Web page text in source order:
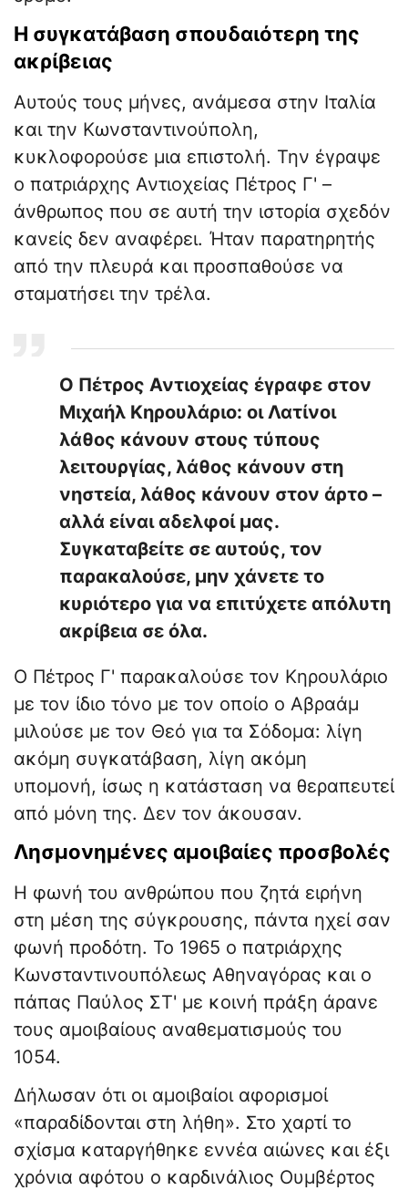
​​Η συγκατάβαση σπουδαιότερη της
ακρίβειας
​Αυτούς τους μήνες, ανάμεσα στην Ιταλία
και την Κωνσταντινούπολη,
κυκλοφορούσε μια επιστολή. Την έγραψε
ο πατριάρχης Αντιοχείας Πέτρος Γ' –
άνθρωπος που σε αυτή την ιστορία σχεδόν
κανείς δεν αναφέρει. Ήταν παρατηρητής
από την πλευρά και προσπαθούσε να
σταματήσει την τρέλα.
Ο Πέτρος Αντιοχείας έγραφε στον
Μιχαήλ Κηρουλάριο: οι Λατίνοι
λάθος κάνουν στους τύπους
λειτουργίας, λάθος κάνουν στη
νηστεία, λάθος κάνουν στον άρτο –
αλλά είναι αδελφοί μας.
Συγκαταβείτε σε αυτούς, τον
παρακαλούσε, μην χάνετε το
κυριότερο για να επιτύχετε απόλυτη
ακρίβεια σε όλα.
​Ο Πέτρος Γ' παρακαλούσε τον Κηρουλάριο
με τον ίδιο τόνο με τον οποίο ο Αβραάμ
μιλούσε με τον Θεό για τα Σόδομα: λίγη
ακόμη συγκατάβαση, λίγη ακόμη
υπομονή, ίσως η κατάσταση να θεραπευτεί
από μόνη της. Δεν τον άκουσαν.
​Λησμονημένες αμοιβαίες προσβολές
​Η φωνή του ανθρώπου που ζητά ειρήνη
στη μέση της σύγκρουσης, πάντα ηχεί σαν
φωνή προδότη. Το 1965 ο πατριάρχης
Κωνσταντινουπόλεως Αθηναγόρας και ο
πάπας Παύλος ΣΤ' με κοινή πράξη άρανε
τους αμοιβαίους αναθεματισμούς του
1054.
​Δήλωσαν ότι οι αμοιβαίοι αφορισμοί
«παραδίδονται στη λήθη». Στο χαρτί το
σχίσμα καταργήθηκε εννέα αιώνες και έξι
χρόνια αφότου ο καρδινάλιος Ουμβέρτος